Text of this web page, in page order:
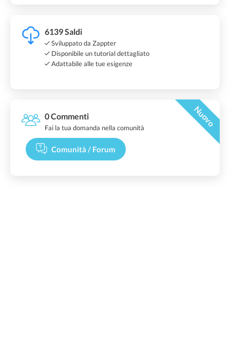
6139 Saldi
Sviluppato da Zappter
Disponibile un tutorial dettagliato
Adattabile alle tue esigenze
0 Commenti Nuovo
Fai la tua domanda nella comunità
Comunità / Forum